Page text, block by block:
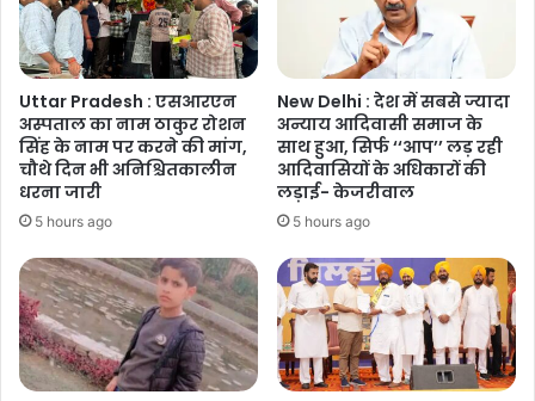
ने
MCD
पर
लगाए
लापरवाही
के
आरोप
Uttar Pradesh : एसआरएन
अस्पताल का नाम ठाकुर रोशन
सिंह के नाम पर करने की मांग,
चौथे दिन भी अनिश्चितकालीन
धरना जारी
5 hours ago
New Delhi : देश में सबसे ज्यादा
अन्याय आदिवासी समाज के
साथ हुआ, सिर्फ ‘‘आप’’ लड़ रही
आदिवासियों के अधिकारों की
लड़ाई- केजरीवाल
5 hours ago